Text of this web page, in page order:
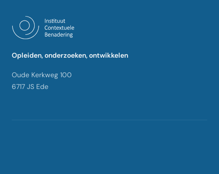
Opleiden, onderzoeken, ontwikkelen
Oude Kerkweg 100
6717 JS Ede